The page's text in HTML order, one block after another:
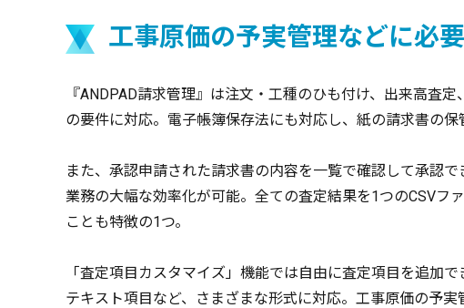
工事原価の予実管理などに必
『ANDPAD請求管理』は注文・工種のひも付け、出来高査
の要件に対応。電子帳簿保存法にも対応し、紙の請求書の保
また、承認申請された請求書の内容を一覧で確認して承認
業務の大幅な効率化が可能。全ての査定結果を1つのCSVフ
ことも特徴の1つ。
「査定項目カスタマイズ」機能では自由に査定項目を追加
テキスト項目など、さまざまな形式に対応。工事原価の予